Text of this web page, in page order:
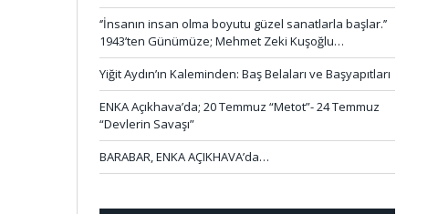
‘’İnsanın insan olma boyutu güzel sanatlarla başlar.’’
1943’ten Günümüze; Mehmet Zeki Kuşoğlu…
Yiğit Aydın’ın Kaleminden: Baş Belaları ve Başyapıtları
ENKA Açıkhava’da; 20 Temmuz “Metot”- 24 Temmuz
“Devlerin Savaşı”
BARABAR, ENKA AÇIKHAVA’da…